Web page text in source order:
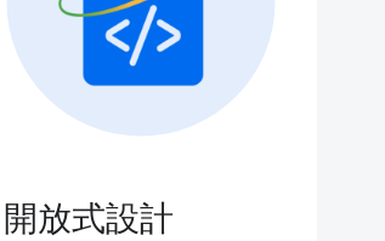
開放式設計